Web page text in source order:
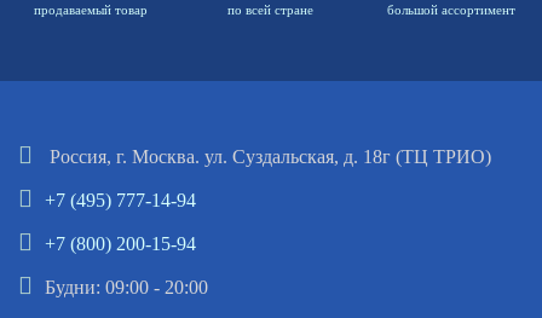
продаваемый товар
по всей стране
большой ассортимент
Россия, г. Москва. ул. Суздальская, д. 18г (ТЦ ТРИО)
+7 (495) 777-14-94
+7 (800) 200-15-94
Будни: 09:00 - 20:00